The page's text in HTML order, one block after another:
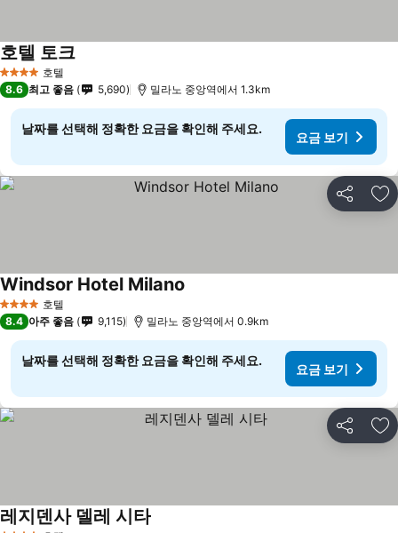
4 성급 호텔
호텔 토크
8.6 최고 좋음 5,690 밀라노 중앙역에서 1.3km
날짜를 선택해 정확한 요금을 확인해 주세요.
요금 보기
공유 즐
4 성급 호텔
Windsor Hotel Milano
8.4 아주 좋음 9,115 밀라노 중앙역에서 0.9km
날짜를 선택해 정확한 요금을 확인해 주세요.
요금 보기
공유 즐
레지덴사 델레 시타